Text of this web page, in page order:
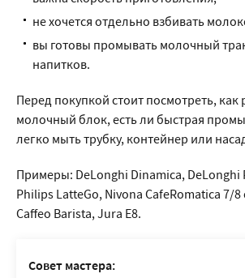
не хочется отдельно взбивать
вы готовы промывать молочный
напитков.
Перед покупкой стоит посмотреть, как
молочный блок, есть ли быстрая
легко мыть трубку, контейнер или
Примеры: DeLonghi Dinamica, DeLonghi
Philips LatteGo, Nivona CafeRomatica 7/
Caffeo Barista, Jura E8.
Совет мастера: